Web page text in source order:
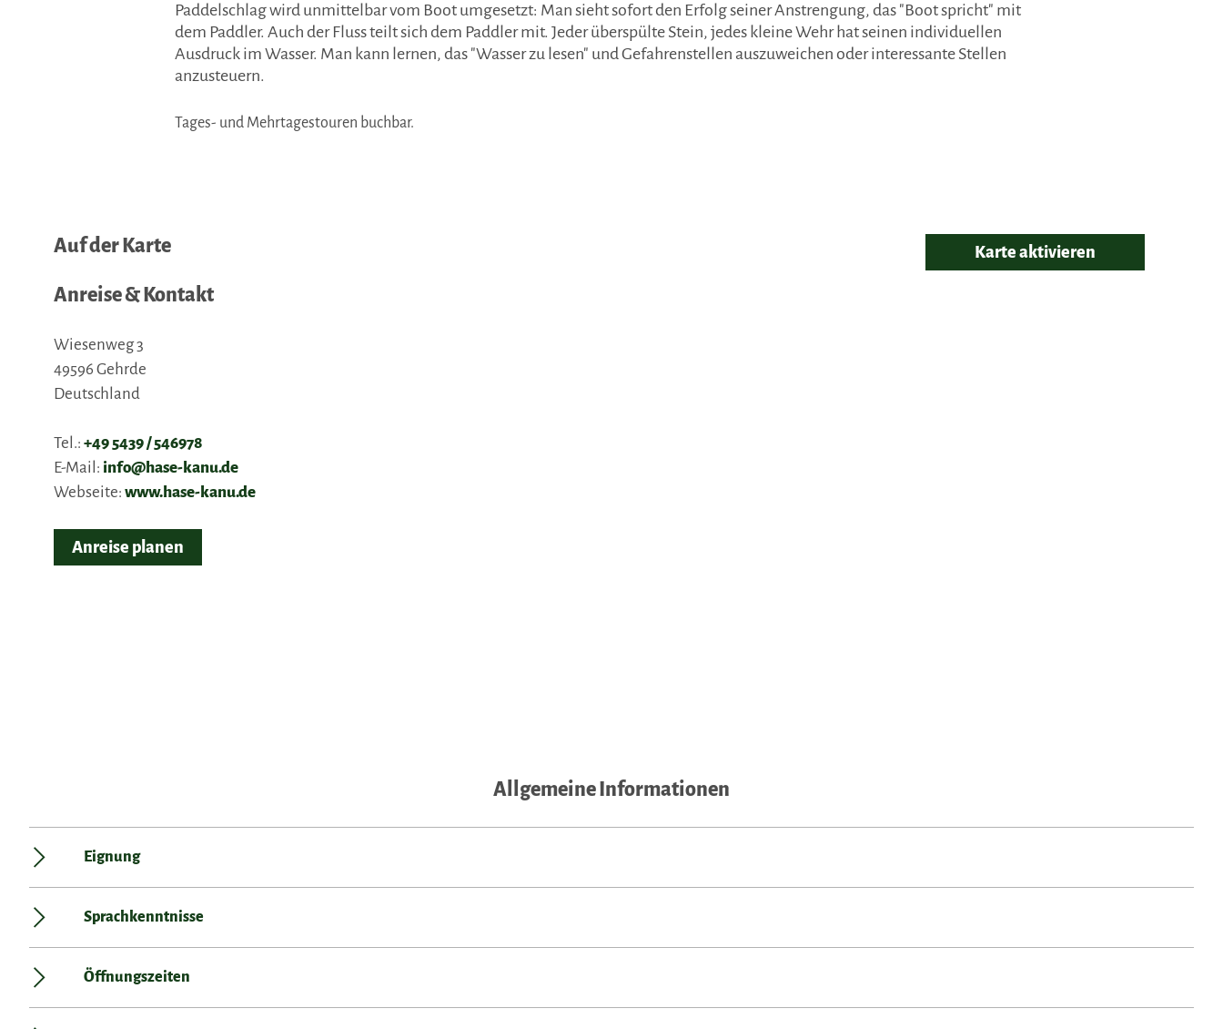
Paddelschlag wird unmittelbar vom Boot umgesetzt: Man sieht sofort den Erfolg seiner Anstrengung, das "Boot spricht" mit
dem Paddler. Auch der Fluss teilt sich dem Paddler mit. Jeder überspülte Stein, jedes kleine Wehr hat seinen individuellen
Ausdruck im Wasser. Man kann lernen, das "Wasser zu lesen" und Gefahrenstellen auszuweichen oder interessante Stellen
anzusteuern.
Tages- und Mehrtagestouren buchbar.
Auf der Karte
Anreise & Kontakt
Wiesenweg 3
49596 Gehrde
Deutschland
Tel.: +49 5439 / 546978
E-Mail: info@hase-kanu.de
Webseite: www.hase-kanu.de
Anreise planen
Karte aktivieren
Allgemeine Informationen
Eignung
Sprachkenntnisse
Öffnungszeiten